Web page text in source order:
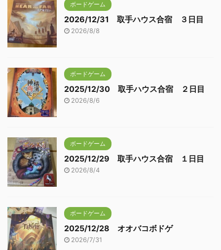
ボードゲーム
2026/12/31 取手ハウス合宿 ３日目
2026/8/8
ボードゲーム
2025/12/30 取手ハウス合宿 ２日目
2026/8/6
ボードゲーム
2025/12/29 取手ハウス合宿 １日目
2026/8/4
ボードゲーム
2025/12/28 オオバコボドゲ
2026/7/31